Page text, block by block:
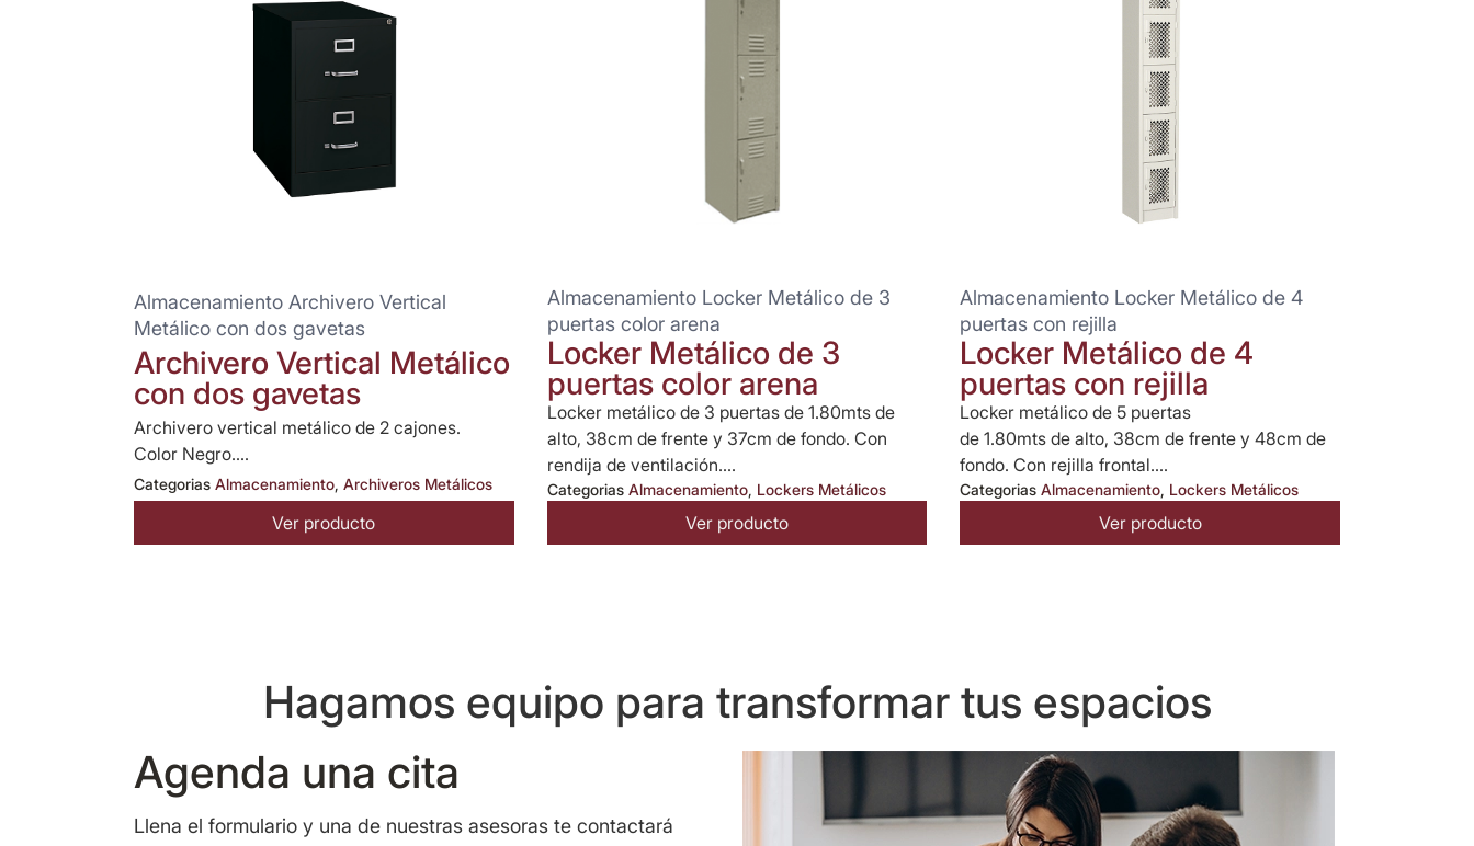
Almacenamiento Archivero Vertical
Metálico con dos gavetas
Archivero Vertical Metálico
con dos gavetas
Archivero vertical metálico de 2 cajones.
Color Negro....
Categorias Almacenamiento, Archiveros Metálicos
Ver producto
Almacenamiento Locker Metálico de 3
puertas color arena
Locker Metálico de 3
puertas color arena
Locker metálico de 3 puertas de 1.80mts de
alto, 38cm de frente y 37cm de fondo. Con
rendija de ventilación....
Categorias Almacenamiento, Lockers Metálicos
Ver producto
Almacenamiento Locker Metálico de 4
puertas con rejilla
Locker Metálico de 4
puertas con rejilla
Locker metálico de 5 puertas
de 1.80mts de alto, 38cm de frente y 48cm de
fondo. Con rejilla frontal....
Categorias Almacenamiento, Lockers Metálicos
Ver producto
Hagamos equipo para transformar tus espacios
Agenda una cita
Llena el formulario y una de nuestras asesoras te contactará